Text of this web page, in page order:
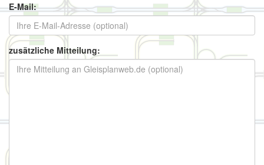
E-Mail:
zusätzliche Mitteilung: